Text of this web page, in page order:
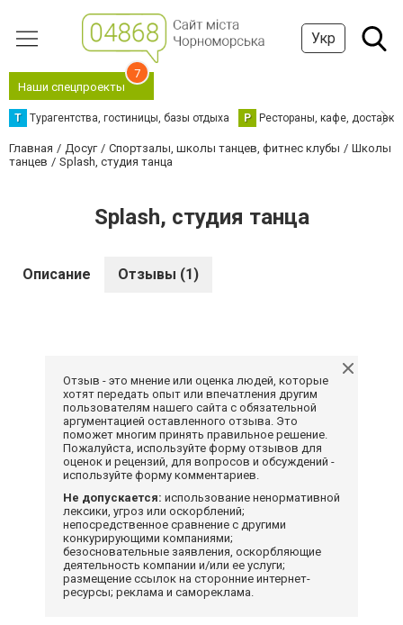
Укр
Наши спецпроекты
7
Т Турагентства, гостиницы, базы отдыха Р Рестораны, кафе,
Главная Досуг Спортзалы, школы танцев, фитнес клубы
Школы
танцев
Splash, студия танца
Splash, студия танца
Описание Отзывы (1)
Отзыв - это мнение или оценка людей, которые
хотят передать опыт или впечатления другим
пользователям нашего сайта с обязательной
аргументацией оставленного отзыва. Это
поможет многим принять правильное решение.
Пожалуйста, используйте форму отзывов для
оценок и рецензий, для вопросов и обсуждений -
используйте форму комментариев.
Не допускается: использование ненормативной
лексики, угроз или оскорблений;
непосредственное сравнение с другими
конкурирующими компаниями;
безосновательные заявления, оскорбляющие
деятельность компании и/или ее услуги;
размещение ссылок на сторонние интернет-
ресурсы; реклама и самореклама.